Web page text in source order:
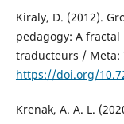
Kiraly, D. (2012).
pedagogy: A
traducteurs / Meta:
https://doi.org/
Krenak, A. A. L.